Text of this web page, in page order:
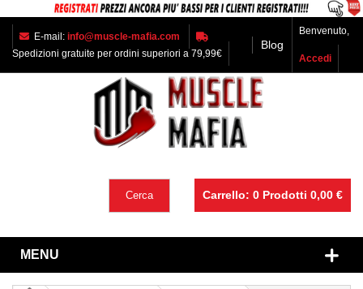
E-mail: info@muscle-mafia.com
Spedizioni gratuite per ordini superiori a 79,99€
Blog
Benvenuto,
Accedi
Carrello: 0 Prodotti 0,00 €
Cerca
MENU